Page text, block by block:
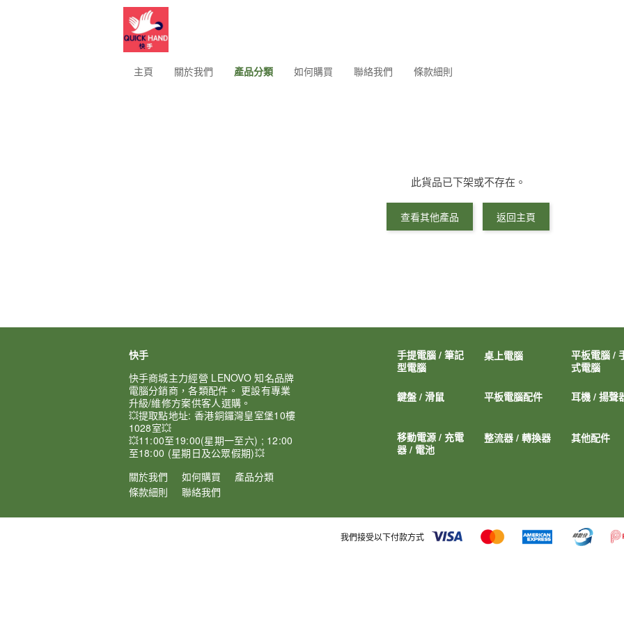
主頁 關於我們 產品分類 如何購買 聯絡我們 條款細則
此貨品已下架或不存在。
查看其他產品 返回主頁
快手
快手商城主力經營 LENOVO 知名品牌
電腦分銷商，各類配件。 更設有專業
升級/維修方案供客人選購。
💥提取點地址: 香港銅鑼灣皇室堡10樓
1028室💥
💥11:00至19:00(星期一至六) ; 12:00
至18:00 (星期日及公眾假期)💥
關於我們
如何購買
產品分類
條款細則
聯絡我們
手提電腦 / 筆記
型電腦
桌上電腦
平板電腦 /
式電腦
鍵盤 / 滑鼠 平板電腦配件 耳機 / 揚聲
移動電源 / 充電
器 / 電池
整流器 / 轉換器 其他配件
我們接受以下付款方式